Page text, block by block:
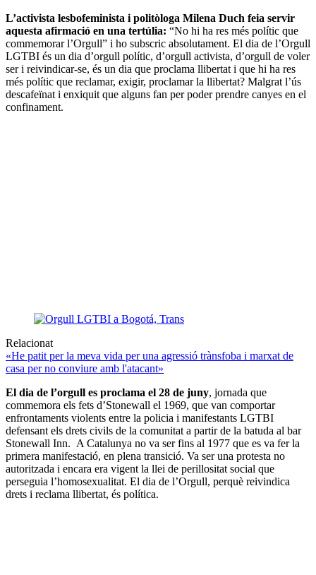
L’activista lesbofeminista i politòloga Milena Duch feia servir
aquesta afirmació en una tertúlia: “No hi ha res més polític que
commemorar l’Orgull” i ho subscric absolutament. El dia de l’Orgull
LGTBI és un dia d’orgull polític, d’orgull activista, d’orgull de voler
ser i reivindicar-se, és un dia que proclama llibertat i que hi ha res
més polític que reclamar, exigir, proclamar la llibertat? Malgrat l’ús
descafeïnat i enxiquit que alguns fan per poder prendre canyes en el
confinament.
Relacionat
«He patit per la meva vida per una agressió trànsfoba i marxat de
casa per no conviure amb l'atacant»
El dia de l’orgull es proclama el 28 de juny, jornada que
commemora els fets d’Stonewall el 1969, que van comportar
enfrontaments violents entre la policia i manifestants LGTBI
defensant els drets civils de la comunitat a partir de la batuda al bar
Stonewall Inn. A Catalunya no va ser fins al 1977 que es va fer la
primera manifestació, en plena transició. Va ser una protesta no
autoritzada i encara era vigent la llei de perillositat social que
perseguia l’homosexualitat. El dia de l’Orgull, perquè reivindica
drets i reclama llibertat, és política.